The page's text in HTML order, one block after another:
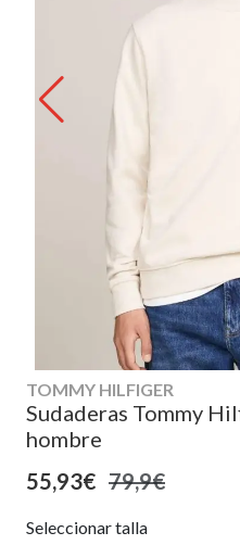
TOMMY HILFIGER
Sudaderas Tommy
hombre
55,93€ 79,9€
Seleccionar talla